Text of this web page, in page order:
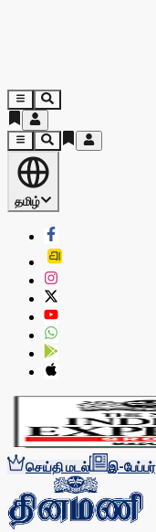
தமிழ்
செய்தி மடல் இ-பேப்பர்